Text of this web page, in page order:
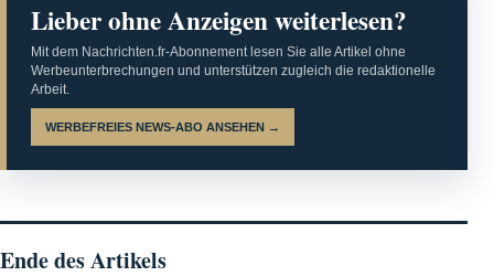
Lieber ohne Anzeigen weiterlesen?
Mit dem Nachrichten.fr-Abonnement lesen Sie alle Artikel ohne
Werbeunterbrechungen und unterstützen zugleich die redaktionelle
Arbeit.
WERBEFREIES NEWS-ABO ANSEHEN →
Ende des Artikels